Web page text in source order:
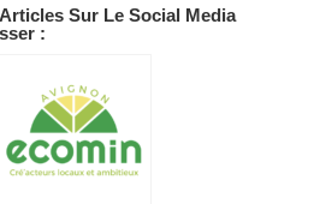
Sur Le Social Media
: